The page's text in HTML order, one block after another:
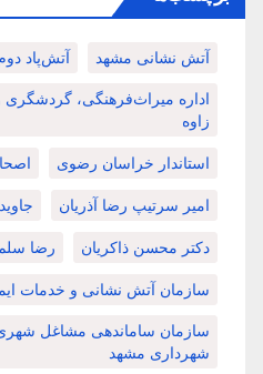
آتش نشانی مشهد آتش‌پاد
اداره میراث‌فرهنگی، گردشگری
زاوه
استاندار خراسان رضوی
امیر سرتیپ رضا آذریان
دکتر محسن ذاکریان رضا سلم
سازمان آتش نشانی و خدمات
سازمان ساماندهی مشاغل
شهرداری مشهد